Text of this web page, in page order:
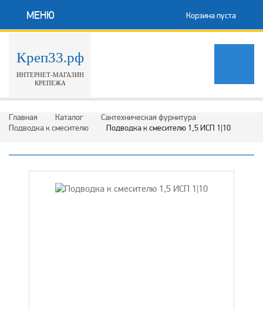
МЕНЮ Корзина пуста
Креп33.рф
ИНТЕРНЕТ-МАГАЗИН
КРЕПЕЖА
Главная Каталог
Сантехническая фурнитура
Подводка к смесителю
Подводка к смесителю 1,5 ИСП 1|10